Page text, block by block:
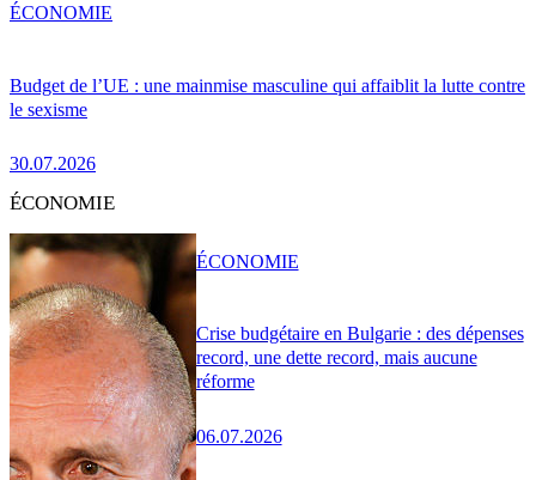
Budget de l’UE : une mainmise masculine qui affaiblit la lutte contre
le sexisme
30.07.2026
ÉCONOMIE
ÉCONOMIE
Crise budgétaire en Bulgarie : des dépenses
record, une dette record, mais aucune
réforme
06.07.2026
ÉCONOMIE